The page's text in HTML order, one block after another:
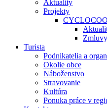
Aktuality
Projekty
Turista
Podnikatelia a
Okolie obce
Náboženstvo
Stravovanie
Kultúra
Ponuka práce v